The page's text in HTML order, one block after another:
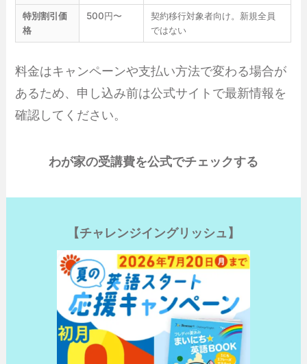
特別割引価
格
500円〜
契約移行対象者向け。新規全員
ではない
料金はキャンペーンや支払い方法で変わる場合が
あるため、申し込み前は公式サイトで最新情報を
確認してください。
わが家の受講費を公式でチェックする
【チャレンジイングリッシュ】